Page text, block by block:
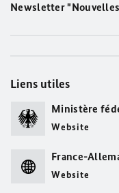
Newsletter
Liens utiles
Ministère
Website
France-
Website